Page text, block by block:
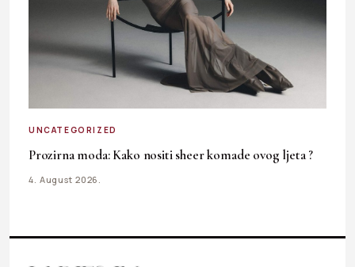
UNCATEGORIZED
Prozirna moda: Kako nositi sheer komade ovog ljeta ?
4. August 2026.